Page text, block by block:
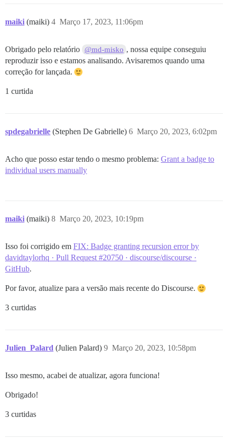
maiki (maiki) Março 17, 2023, 11:06pm
4
Obrigado pelo relatório @md-misko , nossa equipe conseguiu
reproduzir isso e estamos analisando. Avisaremos quando uma
correção for lançada.
1 curtida
spdegabrielle (Stephen De Gabrielle) Março 20, 2023, 6:02pm
6
Acho que posso estar tendo o mesmo problema: Grant a badge to
individual users manually
maiki (maiki) Março 20, 2023, 10:19pm
8
Isso foi corrigido em FIX: Badge granting recursion error by
davidtaylorhq · Pull Request #20750 · discourse/discourse ·
GitHub.
Por favor, atualize para a versão mais recente do Discourse.
3 curtidas
Julien_Palard (Julien Palard) Março 20, 2023, 10:58pm
9
Isso mesmo, acabei de atualizar, agora funciona!
Obrigado!
3 curtidas